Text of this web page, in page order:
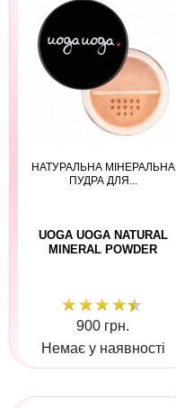
НАТУРАЛЬНА МІНЕРАЛЬНА
ПУДРА ДЛЯ...
UOGA UOGA NATURAL
MINERAL POWDER
900 грн.
Немає у наявності